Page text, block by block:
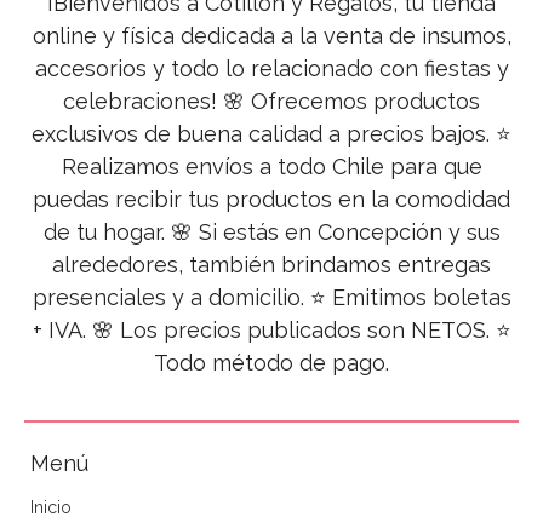
online y física dedicada a la venta de insumos,
accesorios y todo lo relacionado con fiestas y
celebraciones! 🌸 Ofrecemos productos
exclusivos de buena calidad a precios bajos. ⭐
Realizamos envíos a todo Chile para que
puedas recibir tus productos en la comodidad
de tu hogar. 🌸 Si estás en Concepción y sus
alrededores, también brindamos entregas
presenciales y a domicilio. ⭐ Emitimos boletas
+ IVA. 🌸 Los precios publicados son NETOS. ⭐
Todo método de pago.
Menú
Inicio